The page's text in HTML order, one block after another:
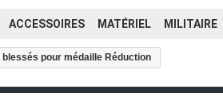
ACCESSOIRES MATÉRIEL MILITAIRE
blessés pour médaille Réduction